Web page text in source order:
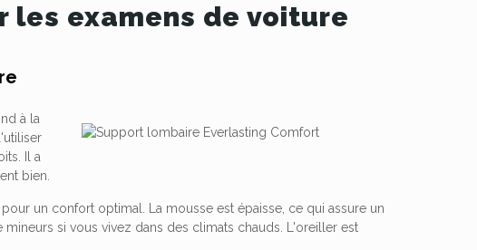
examens de voiture
à la
Il a
bien.
un confort optimal. La mousse est épaisse, ce qui assure un
si vous vivez dans des climats chauds. L'oreiller est